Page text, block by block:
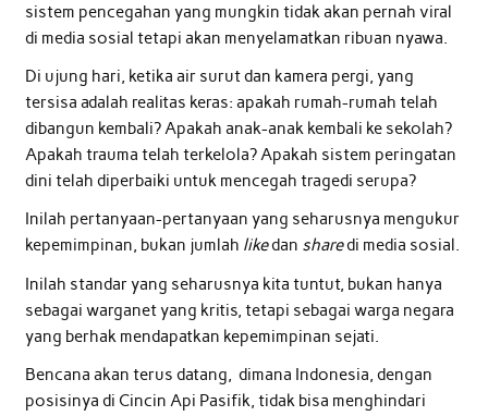
sistem pencegahan yang mungkin tidak akan pernah viral
di media sosial tetapi akan menyelamatkan ribuan nyawa.
Di ujung hari, ketika air surut dan kamera pergi, yang
tersisa adalah realitas keras: apakah rumah-rumah telah
dibangun kembali? Apakah anak-anak kembali ke sekolah?
Apakah trauma telah terkelola? Apakah sistem peringatan
dini telah diperbaiki untuk mencegah tragedi serupa?
Inilah pertanyaan-pertanyaan yang seharusnya mengukur
kepemimpinan, bukan jumlah likedan sharedi media sosial.
Inilah standar yang seharusnya kita tuntut, bukan hanya
sebagai warganet yang kritis, tetapi sebagai warga negara
yang berhak mendapatkan kepemimpinan sejati.
Bencana akan terus datang, dimana Indonesia, dengan
posisinya di Cincin Api Pasifik, tidak bisa menghindari